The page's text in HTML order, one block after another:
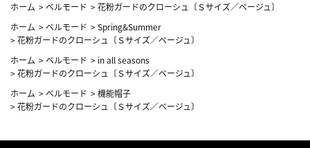
ホーム >ベルモード >花粉ガードのクローシュ〔Ｓサイズ／ベージュ〕
ホーム >ベルモード >Spring&Summer
>花粉ガードのクローシュ〔Ｓサイズ／ベージュ〕
ホーム >ベルモード > in all seasons
>花粉ガードのクローシュ〔Ｓサイズ／ベージュ〕
ホーム >ベルモード >機能帽子
>花粉ガードのクローシュ〔Ｓサイズ／ベージュ〕